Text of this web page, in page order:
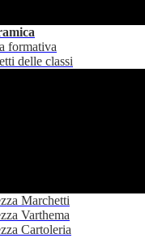
formativa
delle classi
Marchetti
Varthema
Cartoleria